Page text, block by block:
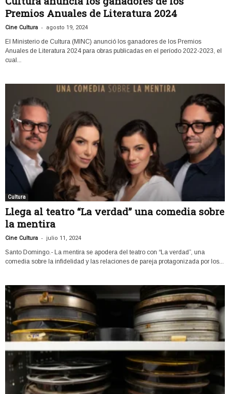
Premios Anuales de Literatura 2024
Cine Cultura - agosto 19, 2024
El Ministerio de Cultura (MINC) anunció los ganadores de los Premios
Anuales de Literatura 2024 para obras publicadas en el período 2022-2023, el
cual...
Cultura
Llega al teatro “La verdad” una comedia sobre
la mentira
Cine Cultura - julio 11, 2024
Santo Domingo.- La mentira se apodera del teatro con “La verdad”, una
comedia sobre la infidelidad y las relaciones de pareja protagonizada por los...